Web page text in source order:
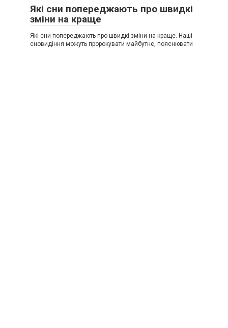
Які сни попереджають про швидкі
зміни на краще
Які сни попереджають про швидкі зміни на краще. Наші
сновидіння можуть пророкувати майбутнє, пояснювати